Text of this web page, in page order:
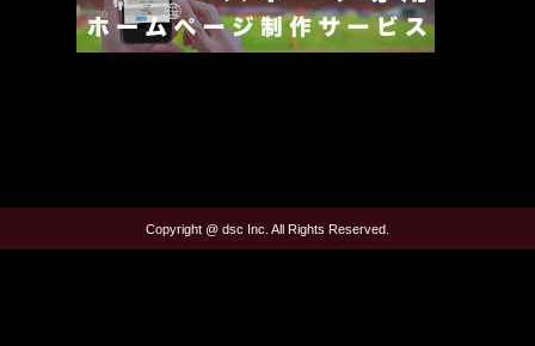
Copyright @ dsc Inc. All Rights Reserved.